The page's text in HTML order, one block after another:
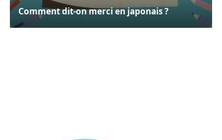
Comment dit-on merci en japonais ?